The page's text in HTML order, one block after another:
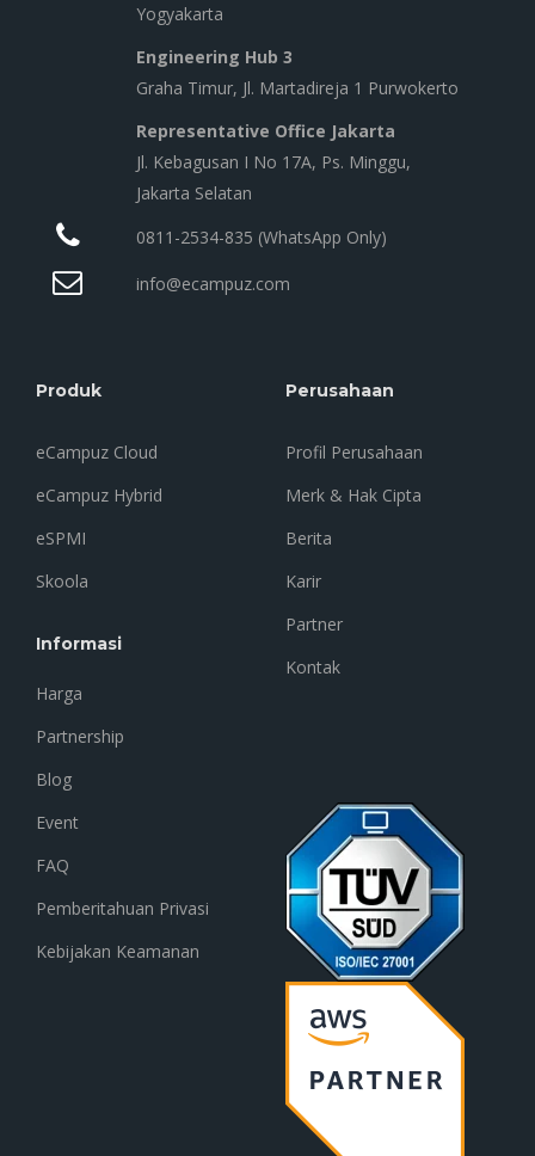
Yogyakarta
Engineering Hub 3
Graha Timur, Jl. Martadireja 1 Purwokerto
Representative Office Jakarta
Jl. Kebagusan I No 17A, Ps. Minggu,
Jakarta Selatan
0811-2534-835 (WhatsApp Only)
info@ecampuz.com
Produk
eCampuz Cloud
eCampuz Hybrid
eSPMI
Skoola
Informasi
Harga
Partnership
Blog
Event
FAQ
Pemberitahuan Privasi
Kebijakan Keamanan
Perusahaan
Profil Perusahaan
Merk & Hak Cipta
Berita
Karir
Partner
Kontak